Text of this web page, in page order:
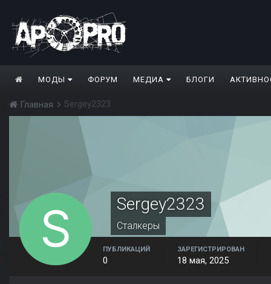
МОДЫ ФОРУМ МЕДИА БЛОГИ
Главная Sergey2323
Sergey2323
Сталкеры
ПУБЛИКАЦИЙ
0
ЗАРЕГИСТРИРОВАН
18 мая, 2025